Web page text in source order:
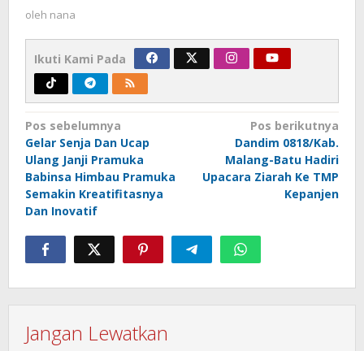
oleh nana
Ikuti Kami Pada
Navigasi
pos
Pos sebelumnya
Gelar Senja Dan Ucap
Ulang Janji Pramuka
Babinsa Himbau Pramuka
Semakin Kreatifitasnya
Dan Inovatif
Pos berikutnya
Dandim 0818/Kab.
Malang-Batu Hadiri
Upacara Ziarah Ke TMP
Kepanjen
Jangan Lewatkan